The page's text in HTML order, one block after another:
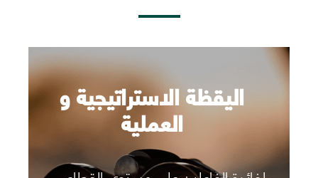
اليقظة الاستراتيجية و
العملية